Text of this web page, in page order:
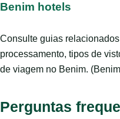
Benim hotels
Consulte guias
processamento, tipos de
de viagem no Benim.
Perguntas